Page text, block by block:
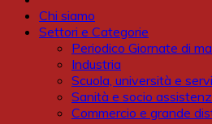
Chi siamo
Settori e Categorie
Periodico Giornate di
Industria
Scuola, università e
Sanità e socio
Commercio e grande